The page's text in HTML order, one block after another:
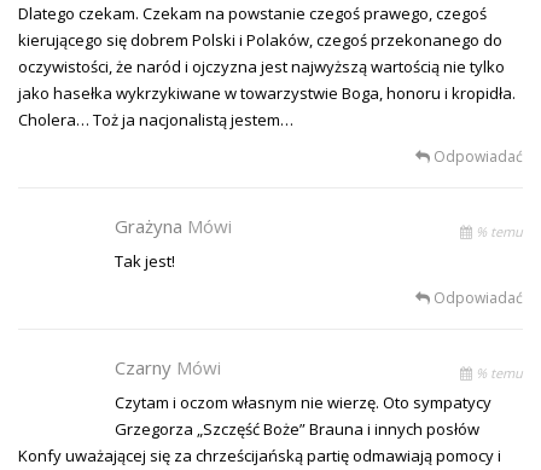
Dlatego czekam. Czekam na powstanie czegoś prawego, czegoś
kierującego się dobrem Polski i Polaków, czegoś przekonanego do
oczywistości, że naród i ojczyzna jest najwyższą wartością nie tylko
jako hasełka wykrzykiwane w towarzystwie Boga, honoru i kropidła.
Cholera… Toż ja nacjonalistą jestem…
Odpowiadać
Grażyna Mówi % temu
Tak jest!
Odpowiadać
Czarny Mówi % temu
Czytam i oczom własnym nie wierzę. Oto sympatycy
Grzegorza „Szczęść Boże” Brauna i innych posłów
Konfy uważającej się za chrześcijańską partię odmawiają pomocy i